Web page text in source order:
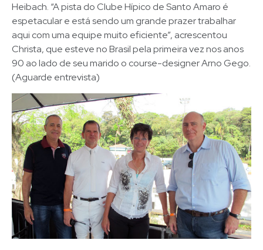
Heibach. “A pista do Clube Hípico de Santo Amaro é
espetacular e está sendo um grande prazer trabalhar
aqui com uma equipe muito eficiente”, acrescentou
Christa, que esteve no Brasil pela primeira vez nos anos
90 ao lado de seu marido o course-designer Arno Gego.
(Aguarde entrevista)